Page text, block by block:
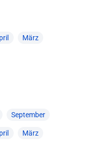
März
September
März